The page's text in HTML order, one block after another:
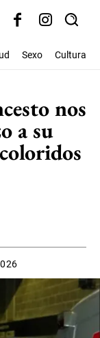
Sexo Cultura
nos
a su